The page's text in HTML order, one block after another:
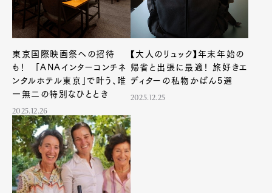
東京国際映画祭への招待
も！ 「ANAインターコンチネ
ンタルホテル東京」で叶う、唯
一無二の特別なひととき
2025.12.26
【大人のリュック】年末年始の
帰省と出張に最適！ 旅好きエ
ディターの私物かばん5選
2025.12.25